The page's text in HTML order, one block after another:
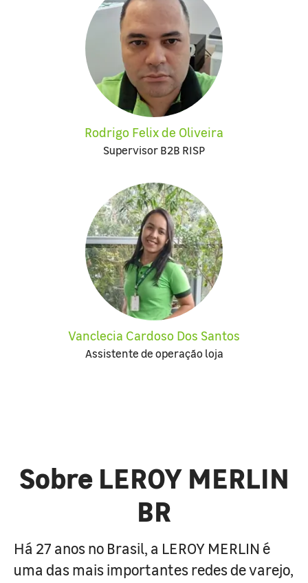
Rodrigo Felix de Oliveira
Supervisor B2B RISP
Vanclecia Cardoso Dos Santos
Assistente de operação loja
Sobre LEROY MERLIN
BR
Há 27 anos no Brasil, a LEROY MERLIN é
uma das mais importantes redes de varejo,